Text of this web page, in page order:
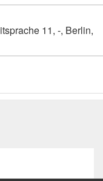
11, -, Berlin,